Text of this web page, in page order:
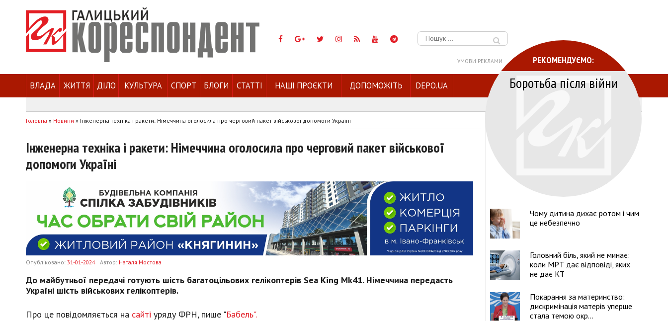
Пошук:
УМОВИ РЕКЛАМИ
ВЛАДА ЖИТТЯ ДІЛО КУЛЬТУРА СПОРТ БЛОГИ СТАТТІ НАШІ ПРОЄКТИ ДОПОМОЖІТЬ DEPO.UA
Головна » Новини » Інженерна техніка і ракети: Німеччина оголосила про черговий пакет військової допомоги Україні
Інженерна техніка і ракети: Німеччина оголосила про черговий пакет військової
допомоги Україні
Опубліковано: 31-01-2024 Автор: Наталя Мостова
До майбутньої передачі готують шість багатоцільових гелікоптерів Sea King Mk41. Німеччина передасть
Україні шість військових гелікоптерів.
Про це повідомляється на сайті уряду ФРН, пише "Бабель".
РЕКОМЕНДУЄМО:
Боротьба після війни
Чому дитина дихає ротом і чим
це небезпечно
Головний біль, який не минає:
коли МРТ дає відповіді, яких
не дає КТ
Покарання за материнство:
дискримінація матерів уперше
стала темою окр...